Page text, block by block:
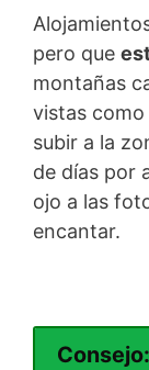
pero que
montañas
vistas como
subir a la
de días por
ojo a las
encantar.
Consejo: